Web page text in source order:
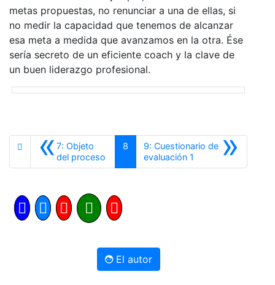
metas propuestas, no renunciar a una de ellas, si
no medir la capacidad que tenemos de alcanzar
esa meta a medida que avanzamos en la otra. Ése
sería secreto de un eficiente coach y la clave de
un buen liderazgo profesional.
«7: Objeto
del proceso
8 »
9: Cuestionario de
evaluación 1 Siguiente
El autor